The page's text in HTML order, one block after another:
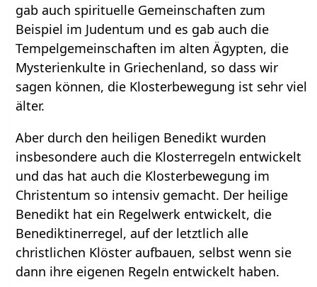
gab auch spirituelle Gemeinschaften zum
Beispiel im Judentum und es gab auch die
Tempelgemeinschaften im alten Ägypten, die
Mysterienkulte in Griechenland, so dass wir
sagen können, die Klosterbewegung ist sehr viel
älter.
Aber durch den heiligen Benedikt wurden
insbesondere auch die Klosterregeln entwickelt
und das hat auch die Klosterbewegung im
Christentum so intensiv gemacht. Der heilige
Benedikt hat ein Regelwerk entwickelt, die
Benediktinerregel, auf der letztlich alle
christlichen Klöster aufbauen, selbst wenn sie
dann ihre eigenen Regeln entwickelt haben.